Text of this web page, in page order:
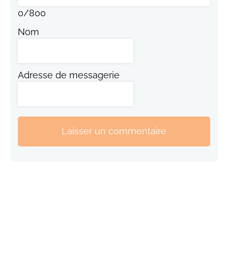
0/800
Nom
Adresse de messagerie
Laisser un commentaire